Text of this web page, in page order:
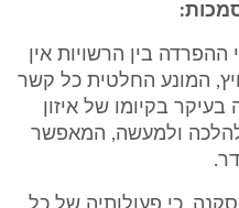
בין הרשויות אין
המונע החלטית כל קשר
בעיקר בקיומו של איזון
להלכה ולמעשה, המאפשר